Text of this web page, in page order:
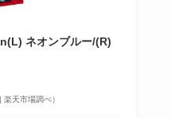
ネオンブルー/(R)
天市場調べ）